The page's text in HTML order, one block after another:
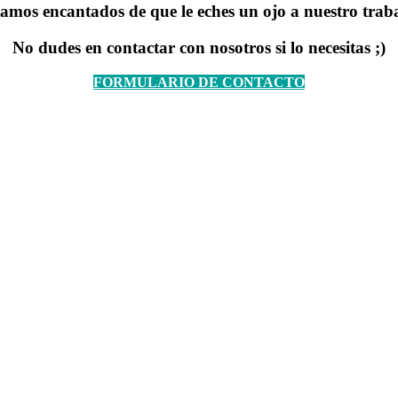
encantados de que le eches un ojo a nuestro
No dudes en contactar con nosotros si lo necesitas ;)
FORMULARIO DE CONTACTO